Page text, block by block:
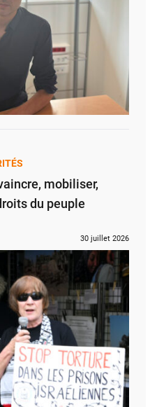
mobiliser,
du peuple
30 juillet 2026